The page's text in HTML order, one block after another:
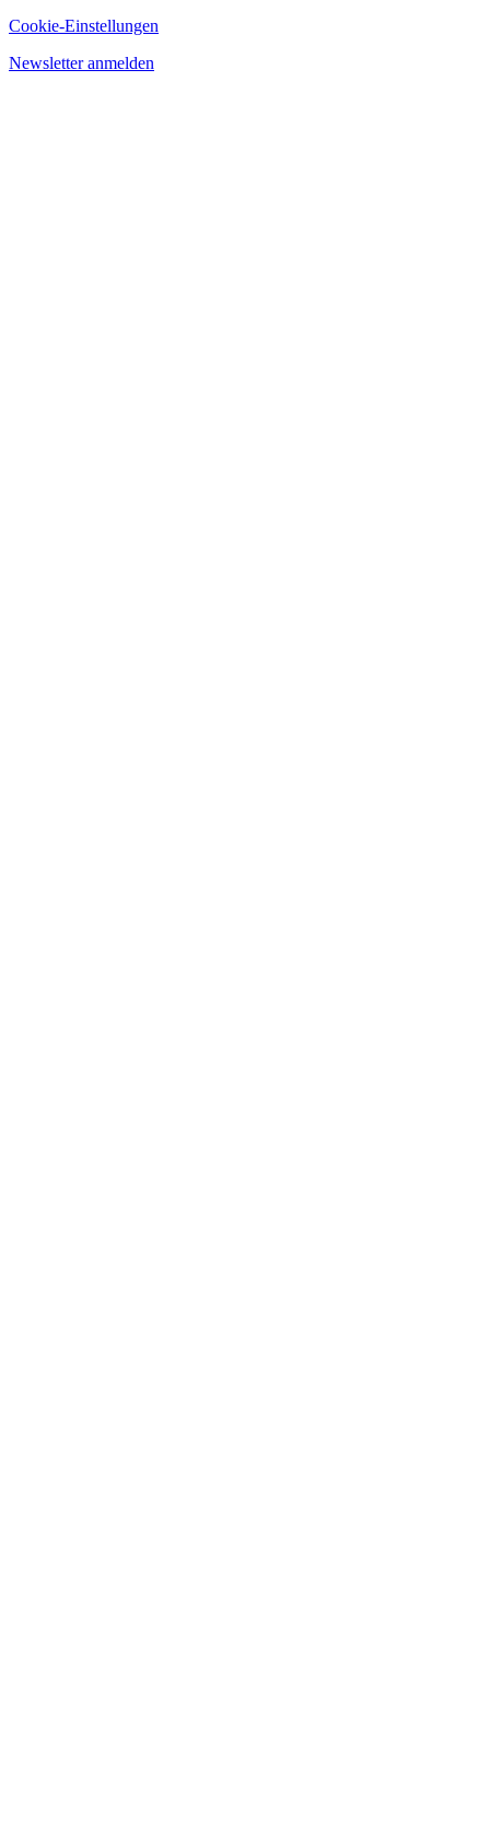
Cookie-Einstellungen
Newsletter anmelden